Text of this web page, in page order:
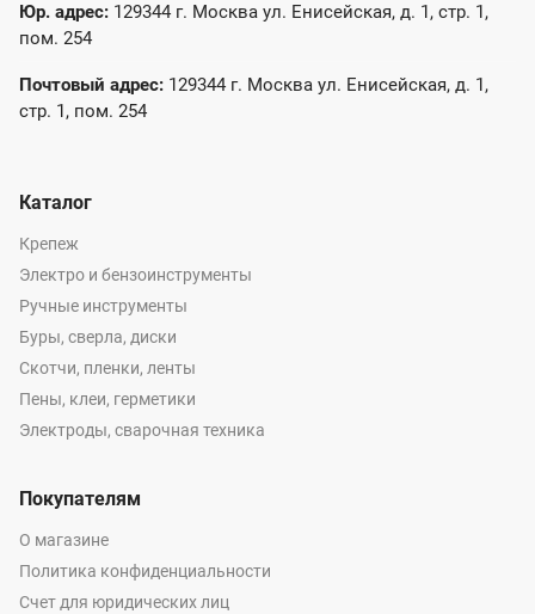
Юр. адрес: 129344 г. Москва ул. Енисейская, д. 1, стр. 1,
пом. 254
Почтовый адрес: 129344 г. Москва ул. Енисейская, д. 1,
стр. 1, пом. 254
Каталог
Крепеж
Электро и бензоинструменты
Ручные инструменты
Буры, сверла, диски
Скотчи, пленки, ленты
Пены, клеи, герметики
Электроды, сварочная техника
Покупателям
О магазине
Политика конфиденциальности
Счет для юридических лиц